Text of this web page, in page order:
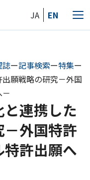
JA EN
メ
ー
誌ー記事検索ー特集ー
願戦略の研究－外国
連携した
外国特許
許出願へ